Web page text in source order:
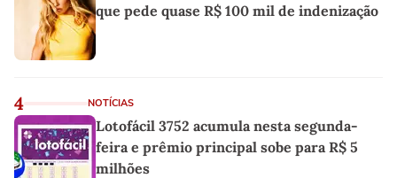
que pede quase R$ 100 mil de indenização
4 NOTÍCIAS
Lotofácil 3752 acumula nesta segunda-
feira e prêmio principal sobe para R$ 5
milhões